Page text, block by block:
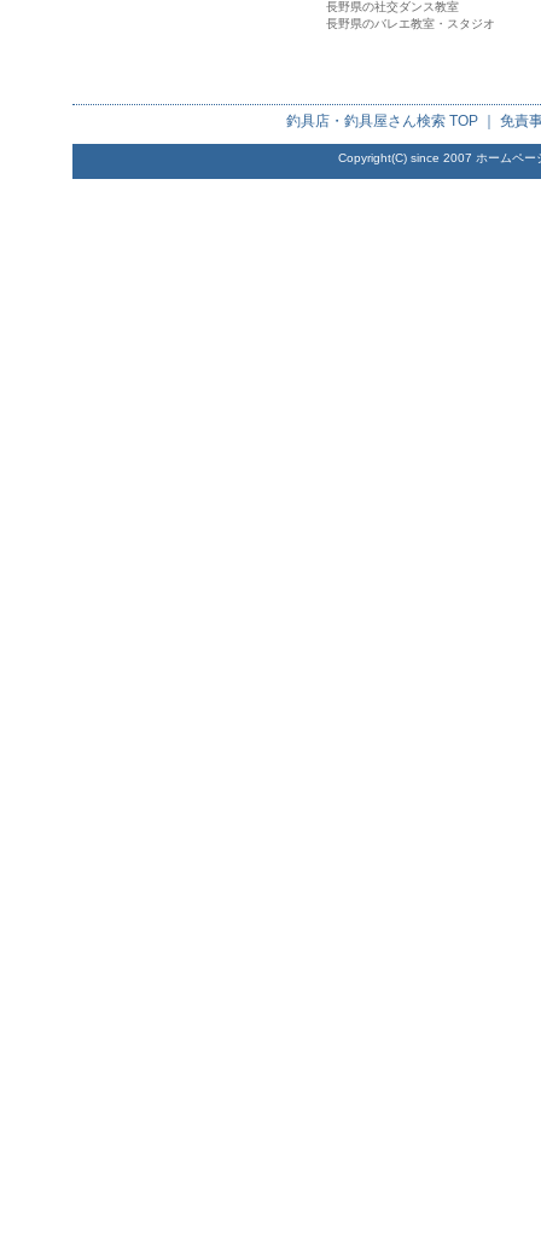
長野県の社交ダンス教室
長野県のバレエ教室・スタジオ
釣具店・釣具屋さん検索TOP ｜ 免責
Copyright(C) since 2007 ホームペー